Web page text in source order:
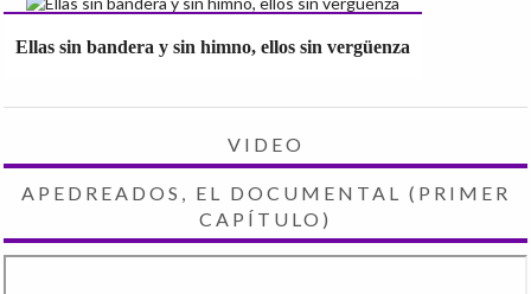
Ellas sin bandera y sin himno, ellos sin vergüenza
VIDEO
APEDREADOS, EL DOCUMENTAL (PRIMER
CAPÍTULO)